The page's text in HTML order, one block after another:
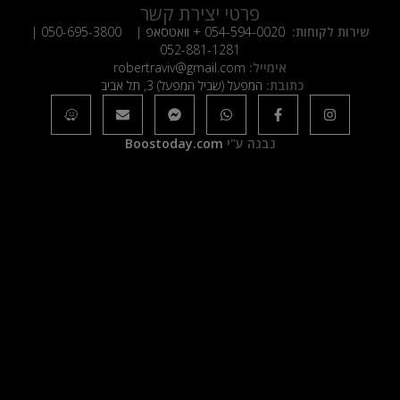
פרטי יצירת קשר
שירות לקוחות: 054-594-0020 + וואטסאפ | 050-695-3800
|
052-881-1281
אימייל: robertraviv@gmail.com
כתובת: המפעל (שביל המפעל) 3, תל אביב
נבנה ע"י Boostoday.com